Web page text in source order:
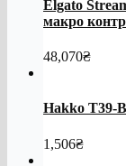
Elgato
макро
48,070₴
Hakko T39-
1,506₴